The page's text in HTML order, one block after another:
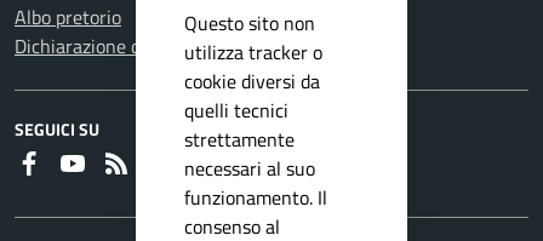
Albo pretorio
Dichiarazione di accessibilità
SEGUICI SU
Faceboook
Youtube
Questo sito non
utilizza tracker o
cookie diversi da
quelli tecnici
strettamente
necessari al suo
funzionamento. Il
consenso al